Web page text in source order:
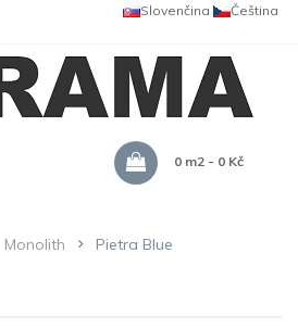
Čeština
Slovenčina
0 m2 - 0 Kč
Monolith Pietra Blue